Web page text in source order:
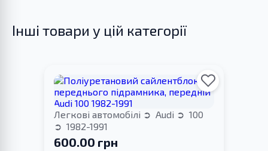
Інші товари у цій категорії
Легкові автомобілі Audi
100
1982-1991
600.00 грн